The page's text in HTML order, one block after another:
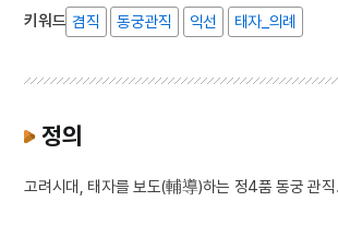
키워드 겸직 동궁관직 익선 태자_의례
정의
고려시대, 태자를 보도(輔導)하는 정4품 동궁 관직.